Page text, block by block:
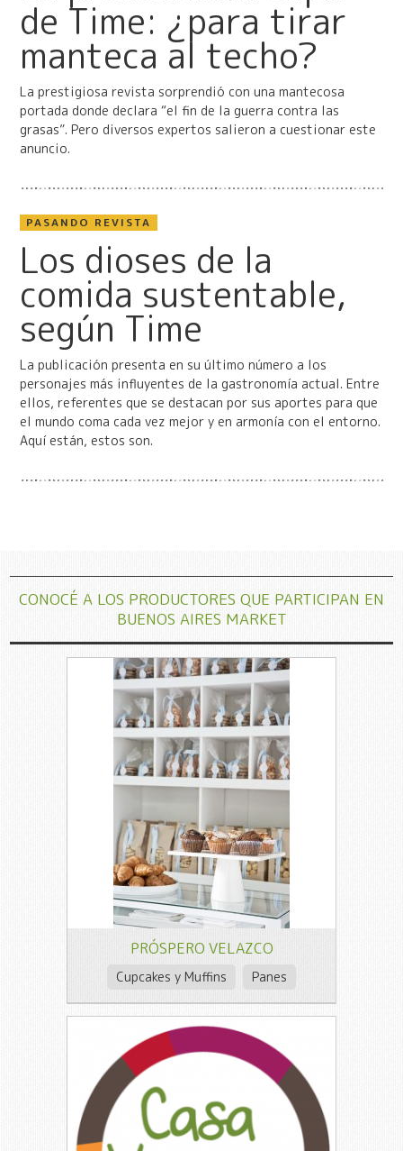
de Time: ¿para tirar
manteca al techo?
La prestigiosa revista sorprendió con una mantecosa
portada donde declara “el fin de la guerra contra las
grasas”. Pero diversos expertos salieron a cuestionar este
anuncio.
PASANDO REVISTA
Los dioses de la
comida sustentable,
según Time
La publicación presenta en su último número a los
personajes más influyentes de la gastronomía actual. Entre
ellos, referentes que se destacan por sus aportes para que
el mundo coma cada vez mejor y en armonía con el entorno.
Aquí están, estos son.
CONOCÉ A LOS PRODUCTORES QUE PARTICIPAN EN
BUENOS AIRES MARKET
PRÓSPERO VELAZCO
Cupcakes y Muffins Panes